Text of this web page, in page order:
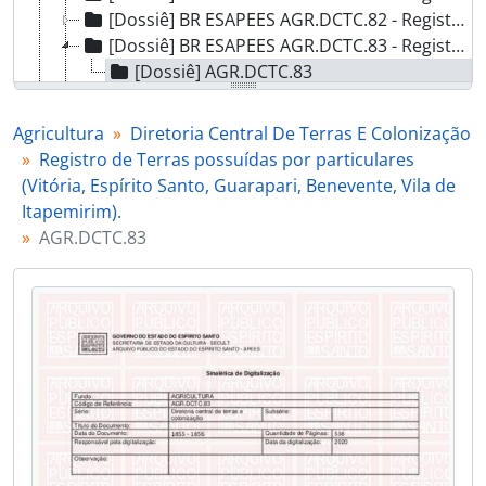
[Dossiê] BR ESAPEES AGR.DCTC.82 - Registro de Terras da Vila do Espírito Santo a cargo do Vigário., 1855 - 1858
[Dossiê] BR ESAPEES AGR.DCTC.83 - Registro de Terras possuídas por particulares (Vitória, Espírito Santo, Guarapari, Benevente, Vila de Itapemirim)., 1855 - 1856
[Dossiê] AGR.DCTC.83
[Dossiê] BR ESAPEES AGR.DCTC.84 - Registro de Terras possuídas por particulares (Vitória, Espírito Santo, Guarapari, Benevente, Vila de Itapemirim)., 1855 - 1856
[Dossiê] BR ESAPEES AGR.DCTC.85 - Registro de Terras possuídas por particulares (Vitória, Espírito Santo, Guarapari, Benevente, Vila de Itapemirim)., 1855 - 1860
[Dossiê] BR ESAPEES AGR.DCTC.86 - Registro de Terras possuídas por particulares (Vitória, Espírito Santo, Guarapari, Benevente, Vila de Itapemirim)., 1855 - 1862
[Dossiê] BR ESAPEES AGR.DCTC.87 - Registro de Terras possuídas por particulares (Vitória, Espírito Santo, Guarapari, Benevente, Vila de Itapemirim)., 1855 - 1856
[Dossiê] BR ESAPEES AGR.DCTC.88 - Registro de Terras possuídas por particulares (Vitória, Espírito Santo, Guarapari, Benevente, Vila de Itapemirim)., 1856 - 1860
[Dossiê] BR ESAPEES AGR.DCTC.89 - Registro de Terras de Guarapari a cargo do Vigário., 1854 - 1859
[Dossiê] BR ESAPEES AGR.DCTC.93 - Registro de Títulos de legitimação e revalidação de terras., 1875 - 1890
[Dossiê] BR ESAPEES AGR.DCTC.94 - Registro de Títulos Definitivos., 1880 - 1890
[Dossiê] BR ESAPEES AGR.DCTC.95 - Registro de Títulos Definitivos., 1886 - 1888
[Dossiê] BR ESAPEES AGR.DCTC.96 - Registro de Títulos Definitivos., 1888 - 1890
[Dossiê] BR ESAPEES AGR.DCTC.97 - Registro de Títulos Definitivos., 1890 - 1892
[Dossiê] BR ESAPEES AGR.DCTC.98 - Registro de Títulos Definitivos., 1890 - 1892
Agricultura
Diretoria Central De Terras E Colonização
Registro de Terras possuídas por particulares
(Vitória, Espírito Santo, Guarapari, Benevente, Vila de
Itapemirim).
AGR.DCTC.83